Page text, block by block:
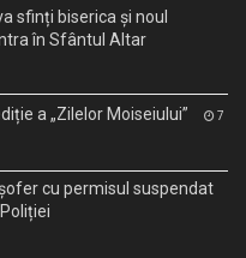
sfinți biserica și noul
în Sfântul Altar
a „Zilelor Moiseiului” 7
cu permisul suspendat